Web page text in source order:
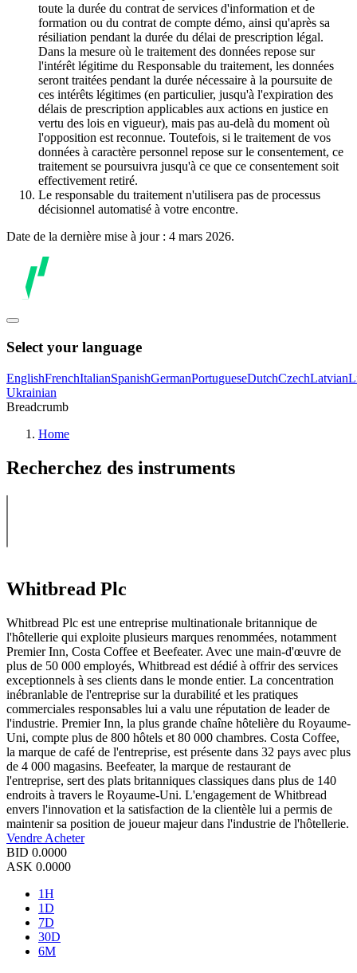
toute la durée du contrat de services d'information et de
formation ou du contrat de compte démo, ainsi qu'après sa
résiliation pendant la durée du délai de prescription légal.
Dans la mesure où le traitement des données repose sur
l'intérêt légitime du Responsable du traitement, les données
seront traitées pendant la durée nécessaire à la poursuite de
ces intérêts légitimes (en particulier, jusqu'à l'expiration des
délais de prescription applicables aux actions en justice en
vertu des lois en vigueur), mais pas au-delà du moment où
l'opposition est reconnue. Toutefois, si le traitement de vos
données à caractère personnel repose sur le consentement, ce
traitement se poursuivra jusqu'à ce que ce consentement soit
effectivement retiré.
Le responsable du traitement n'utilisera pas de processus
décisionnel automatisé à votre encontre.
Date de la dernière mise à jour : 4 mars 2026.
Select your language
EnglishFrenchItalianSpanishGermanPortugueseDutchCzechLatvian
Ukrainian
Breadcrumb
Home
Recherchez des instruments
Whitbread Plc
Whitbread Plc est une entreprise multinationale britannique de
l'hôtellerie qui exploite plusieurs marques renommées, notamment
Premier Inn, Costa Coffee et Beefeater. Avec une main-d'œuvre de
plus de 50 000 employés, Whitbread est dédié à offrir des services
exceptionnels à ses clients dans le monde entier. La concentration
inébranlable de l'entreprise sur la durabilité et les pratiques
commerciales responsables lui a valu une réputation de leader de
l'industrie. Premier Inn, la plus grande chaîne hôtelière du Royaume-
Uni, compte plus de 800 hôtels et 80 000 chambres. Costa Coffee,
la marque de café de l'entreprise, est présente dans 32 pays avec plus
de 4 000 magasins. Beefeater, la marque de restaurant de
l'entreprise, sert des plats britanniques classiques dans plus de 140
endroits à travers le Royaume-Uni. L'engagement de Whitbread
envers l'innovation et la satisfaction de la clientèle lui a permis de
maintenir sa position de joueur majeur dans l'industrie de l'hôtellerie.
Vendre Acheter
BID 0.0000
ASK 0.0000
1H
1D
7D
30D
6M